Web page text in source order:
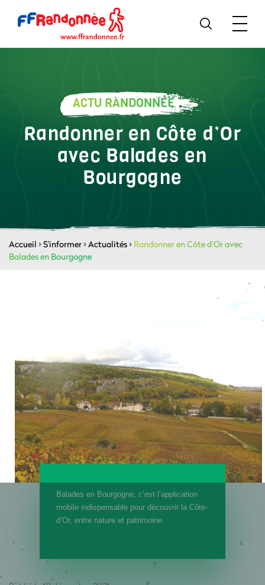
ACTU RANDONNÉE
Randonner en Côte d’Or
avec Balades en
Bourgogne
Accueil >S'informer>Actualités> Randonner en Côte d’Or avec
Balades en Bourgogne
Balades en Bourgogne, c’est l’application
mobile indispensable pour découvrir la Côte-
d’Or, entre nature et patrimoine.